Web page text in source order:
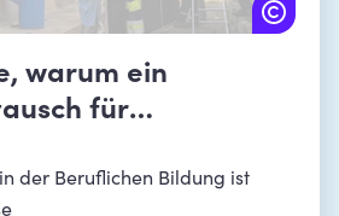
warum ein
für
sinnvoll ist
der Beruflichen Bildung ist